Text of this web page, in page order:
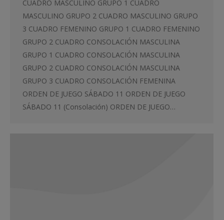
CUADRO MASCULINO GRUPO 1 CUADRO
MASCULINO GRUPO 2 CUADRO MASCULINO GRUPO
3 CUADRO FEMENINO GRUPO 1 CUADRO FEMENINO
GRUPO 2 CUADRO CONSOLACIÓN MASCULINA
GRUPO 1 CUADRO CONSOLACIÓN MASCULINA
GRUPO 2 CUADRO CONSOLACIÓN MASCULINA
GRUPO 3 CUADRO CONSOLACIÓN FEMENINA
ORDEN DE JUEGO SÁBADO 11 ORDEN DE JUEGO
SÁBADO 11 (Consolación) ORDEN DE JUEGO…